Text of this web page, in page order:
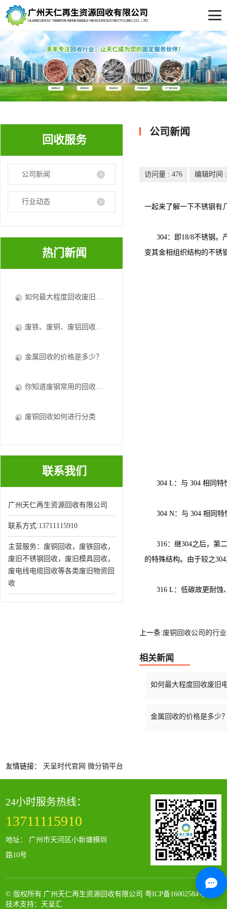
回收服务
公司新闻
行业动态
热门新闻
如何最大程度回收废旧电器废铜？
废铁、废铜、废铝回收将加快资循环利用体系建设
金属回收的价格是多少？
你知道废钢常用的回收处理方法吗
废铜回收如何进行分类
联系我们
广州天仁再生资源回收有限公司
联系方式:13711115910
主营服务：废铜回收，废铁回收，
废旧不锈钢回收，废旧模具回收，
废电线电缆回收等各类废旧物资回
收
公司新闻
访问量 : 476 编辑时间
一起来了解一下不锈钢有
304：即18/8不锈钢。
变其金相组织结构的不锈
304 L：与 304 相同特
304 N：与 304 相同特
316：继304之后，第二
的特殊结构。由于较之
316 L：低碳故更耐蚀
上一条:废铜回收公司的行
相关新闻
如何最大程度回收废旧
金属回收的价格是多少
友情链接： 天呈时代官网 微分销平台
24小时服务热线：
13711115910
地址： 广州市天河区小新塘横圳
路10号
© 版权所有 广州天仁再生资源回收有限公司粤ICP备16002584号
技术支持：天呈汇